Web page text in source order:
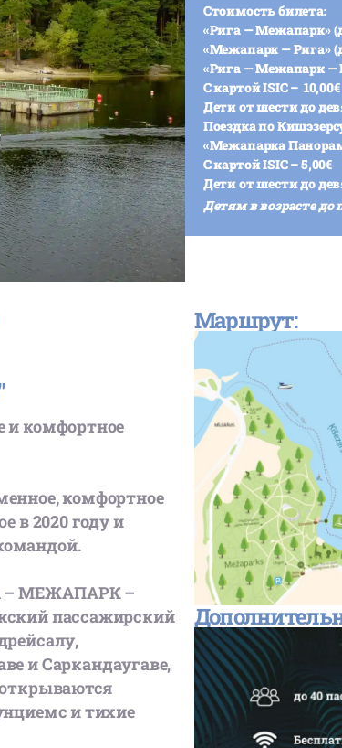
Стоимость билета:
«Рига — Межапарк»
«Межапарк — Рига»
«Рига — Межапарк —
С картой ISIC – 10,00€
Дети от шести до
Поездка по
«Межапарка
С картой ISIC – 5,00€
Дети от шести до
Детям в возрасте до
и комфортное
комфортное
в2020 годуи
.
– МЕЖАПАРК –
пассажирский
,
иСаркандаугаве,
итихие
Маршрут: